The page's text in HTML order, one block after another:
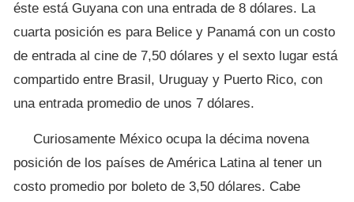
éste está Guyana con una entrada de 8 dólares. La
cuarta posición es para Belice y Panamá con un costo
de entrada al cine de 7,50 dólares y el sexto lugar está
compartido entre Brasil, Uruguay y Puerto Rico, con
una entrada promedio de unos 7 dólares.
Curiosamente México ocupa la décima novena
posición de los países de América Latina al tener un
costo promedio por boleto de 3,50 dólares. Cabe